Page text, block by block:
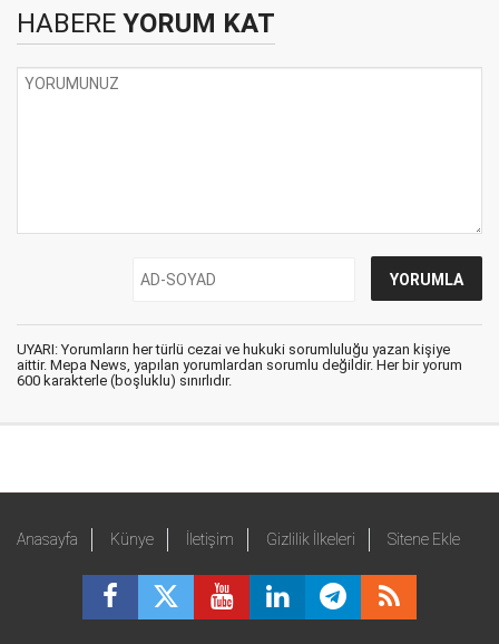
HABERE YORUM KAT
UYARI: Yorumların her türlü cezai ve hukuki sorumluluğu yazan kişiye
aittir. Mepa News, yapılan yorumlardan sorumlu değildir. Her bir yorum
600 karakterle (boşluklu) sınırlıdır.
Anasayfa Künye İletişim Gizlilik İlkeleri Sitene Ekle